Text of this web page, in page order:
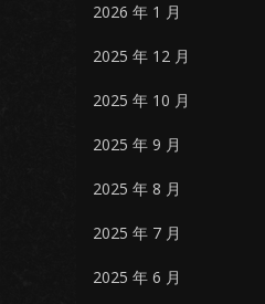
2026 年 1 月
2025 年 12 月
2025 年 10 月
2025 年 9 月
2025 年 8 月
2025 年 7 月
2025 年 6 月